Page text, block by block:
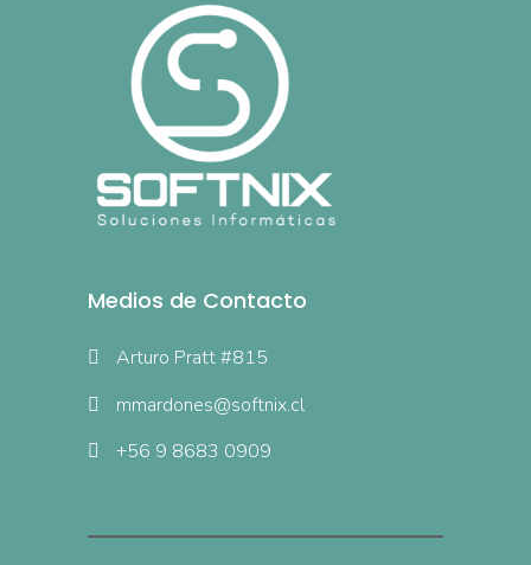
Medios de Contacto
Arturo Pratt #815
mmardones@softnix.cl
+56 9 8683 0909